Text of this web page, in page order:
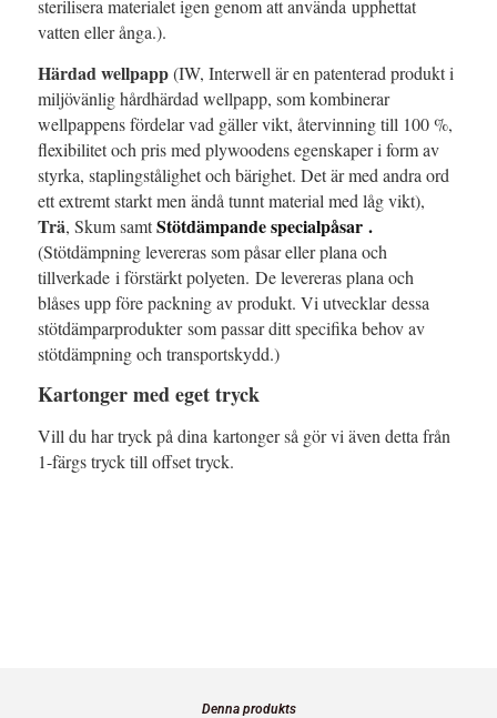
sterilisera materialet igen genom att använda upphettat
vatten eller ånga.).
Härdad wellpapp(IW, Interwell är en patenterad produkt i
miljövänlig hårdhärdad wellpapp, som kombinerar
wellpappens fördelar vad gäller vikt, återvinning till 100 %,
flexibilitet och pris med plywoodens egenskaper i form av
styrka, staplingstålighet och bärighet. Det är med andra ord
ett extremt starkt men ändå tunnt material med låg vikt),
Trä, Skum samtStötdämpande specialpåsar .
(Stötdämpning levereras som påsar eller plana och
tillverkade i förstärkt polyeten. De levereras plana och
blåses upp före packning av produkt. Vi utvecklar dessa
stötdämparprodukter som passar ditt specifika behov av
stötdämpning och transportskydd.)
Kartonger med eget tryck
Vill du har tryck på dina kartonger så gör vi även detta från
1-färgs tryck till offset tryck.
Denna produkts